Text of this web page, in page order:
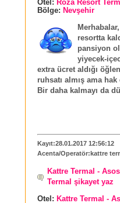
Otel: Roza Resort
Bölge: Nevşehir
resortta
pansiyon
yiyecek-
extra ücret aldığı
ruhsatı almış ama
Bir daha kalmayı da
Kayıt:28.01.2017 12:56:12
Acenta/Operatör:kattre
Kattre Termal -
Termal şikayet yaz
Otel: Kattre Termal -